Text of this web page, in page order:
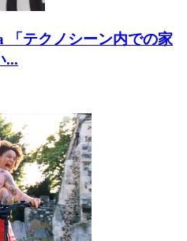
「テクノシーン内での家
...